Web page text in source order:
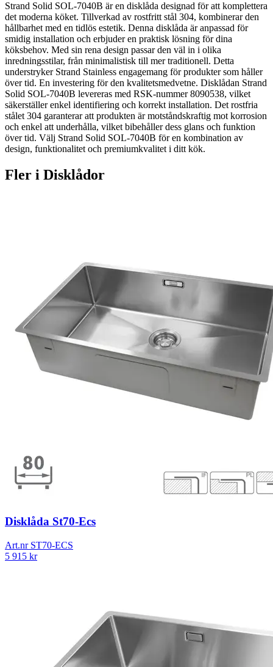
Strand Solid SOL-7040B är en disklåda designad för att komplettera
det moderna köket. Tillverkad av rostfritt stål 304, kombinerar den
hållbarhet med en tidlös estetik. Denna disklåda är anpassad för
smidig installation och erbjuder en praktisk lösning för dina
köksbehov. Med sin rena design passar den väl in i olika
inredningsstilar, från minimalistisk till mer traditionell. Detta
understryker Strand Stainless engagemang för produkter som håller
över tid. En investering för den kvalitetsmedvetne. Disklådan Strand
Solid SOL-7040B levereras med RSK-nummer 8090538, vilket
säkerställer enkel identifiering och korrekt installation. Det rostfria
stålet 304 garanterar att produkten är motståndskraftig mot korrosion
och enkel att underhålla, vilket bibehåller dess glans och funktion
över tid. Välj Strand Solid SOL-7040B för en kombination av
design, funktionalitet och premiumkvalitet i ditt kök.
Fler i Disklådor
Disklåda St70-Ecs
Art.nr ST70-ECS
5 915 kr